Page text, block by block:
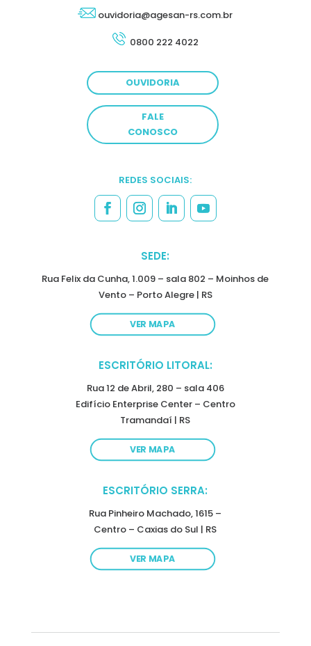
ouvidoria@agesan-rs.com.br
0800 222 4022
OUVIDORIA
FALE
CONOSCO
REDES SOCIAIS:
SEDE:
Rua Felix da Cunha, 1.009 – sala 802 – Moinhos de
Vento – Porto Alegre | RS
VER MAPA
ESCRITÓRIO LITORAL:
Rua 12 de Abril, 280 – sala 406
Edifício Enterprise Center – Centro
Tramandaí | RS
VER MAPA
ESCRITÓRIO SERRA:
Rua Pinheiro Machado, 1615 –
Centro – Caxias do Sul | RS
VER MAPA